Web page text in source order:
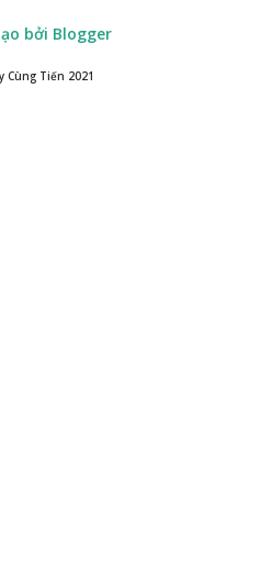
bởi Blogger
Cùng Tiến 2021